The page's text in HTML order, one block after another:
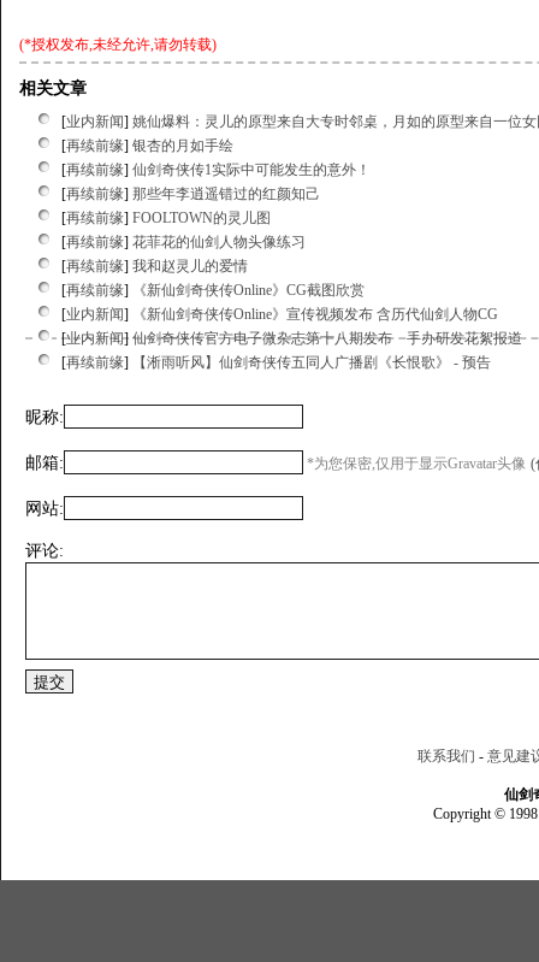
(*授权发布,未经允许,请勿转载)
相关文章
[业内新闻] 姚仙爆料：灵儿的原型来自大专时邻桌，月如的原型来自一位
[再续前缘] 银杏的月如手绘
[再续前缘] 仙剑奇侠传1实际中可能发生的意外！
[再续前缘] 那些年李逍遥错过的红颜知己
[再续前缘] FOOLTOWN的灵儿图
[再续前缘] 花菲花的仙剑人物头像练习
[再续前缘] 我和赵灵儿的爱情
[再续前缘]
《新仙剑奇侠传Online》CG截图欣赏
[业内新闻]
《新仙剑奇侠传Online》宣传视频发布 含历代仙剑人物CG
[业内新闻] 仙剑奇侠传官方电子微杂志第十八期发布 手办研发花絮报道
[再续前缘] 【淅雨听风】仙剑奇侠传五同人广播剧《长恨歌》 - 预告
昵称:
邮箱: *为您保密,仅用于显示Gravatar头像 (
网站:
评论:
联系我们 - 意见建
仙剑
Copyright © 1998